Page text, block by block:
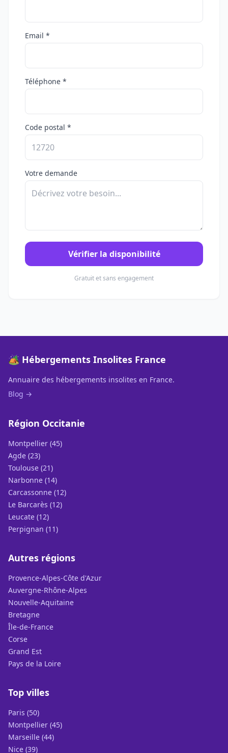
Email *
Téléphone *
Code postal *
Votre demande
Vérifier la disponibilité
Gratuit et sans engagement
🏕️ Hébergements Insolites France
Annuaire des hébergements insolites en France.
Blog →
Région Occitanie
Montpellier (45)
Agde (23)
Toulouse (21)
Narbonne (14)
Carcassonne (12)
Le Barcarès (12)
Leucate (12)
Perpignan (11)
Autres régions
Provence-Alpes-Côte d'Azur
Auvergne-Rhône-Alpes
Nouvelle-Aquitaine
Bretagne
Île-de-France
Corse
Grand Est
Pays de la Loire
Top villes
Paris (50)
Montpellier (45)
Marseille (44)
Nice (39)